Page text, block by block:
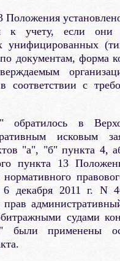
Положения
к учету, если они
унифицированных
документам, форма
соответствии с
в
исковым
"а", "б" пункта 4,
пункта 13
6 декабря 2011 г. N
судами
применены